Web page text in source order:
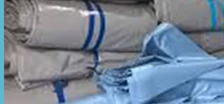
Màng chống thấm HDPE
Sản Phẩm Dù Che Ngoài Trời
Dù che nắng
Dù che quán cafe
Dù che sự kiện
Dù lệch tâm
Sản Phẩm Mái Che Di Động
Mái hiên di động
Mái xếp di động
Nhà bạt di động